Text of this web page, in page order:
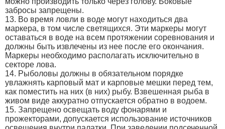
забросы запрещены.
13. Во время ловли в воде могут находиться два
маркера, в том числе светящихся. Эти маркеры могут
оставаться в воде на всем протяжении соревнования и
должны быть извлечены из нее после его окончания.
Маркеры необходимо располагать исключительно в
секторе лова.
14. Рыболовы должны в обязательном порядке
увлажнять карповый мат и карповые мешки перед тем,
как поместить на них (в них) рыбу. Взвешенная рыба в
живом виде аккуратно отпускается обратно в водоем.
15. Запрещено освещать воду фонарями и
прожекторами, допускается использование источников